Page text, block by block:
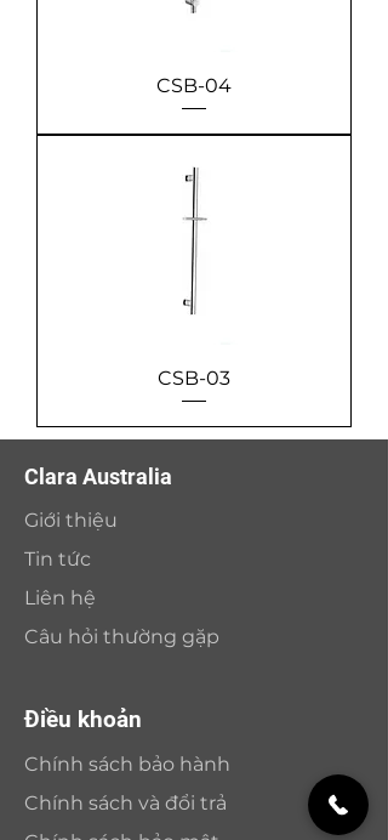
CSB-04
CSB-03
Clara Australia
Giới thiệu
Tin tức
Liên hệ
Câu hỏi thường gặp
Điều khoản
Chính sách bảo hành
Chính sách và đổi trả